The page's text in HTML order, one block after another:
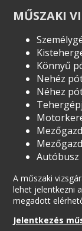
MŰSZAKI
Könnyű
Nehéz
Néhez
Autóbusz
A műszaki
lehet jelentkezni
megadott
Jelentkezés